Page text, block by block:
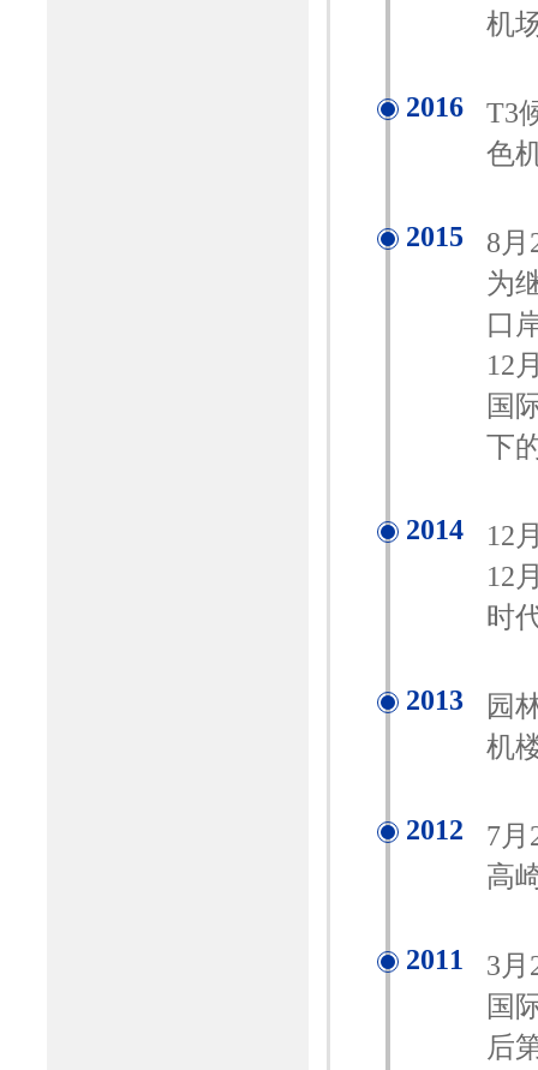
机
2016
T3
色
2015
8
为
口
12
国
下
2014
12
12
时
2013
园
机
2012
7
高
2011
3
国
后